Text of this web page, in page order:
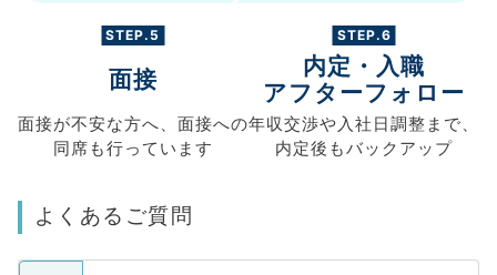
STEP.5
面接
面接が不安な方へ、 面接への
同席も行っています
STEP.6
内定・入職
アフターフォロー
年収交渉や入社日調整まで、
内定後もバックアップ
よくあるご質問